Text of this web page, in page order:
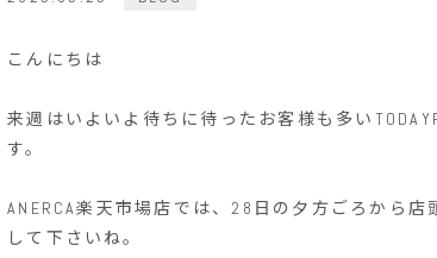
こんにちは
来週はいよいよ待ちに待ったお客様も多い
す。
ANERCA楽天市場店では、28日の夕方ごろから
して下さいね。